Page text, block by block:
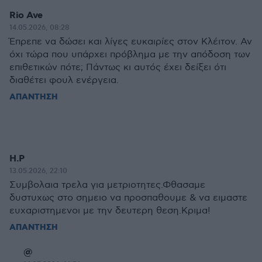
Rio Ave
14.05.2026, 08:28
Έπρεπε να δώσει και λίγες ευκαιρίες στον Κλέιτον. Αν
όχι τώρα που υπάρχει πρόβλημα με την απόδοση των
επιθετικών πότε; Πάντως κι αυτός έχει δείξει ότι
διαθέτει φουλ ενέργεια.
ΑΠΑΝΤΗΣΗ
Η.Ρ
13.05.2026, 22:10
Συμβολαια τρελα για μετριοτητες.Φθασαμε
δυστυχως στο σημειο να προσπαθουμε & να ειμαστε
ευχαριστημενοι με την δευτερη θεση.Κριμα!
ΑΠΑΝΤΗΣΗ
@